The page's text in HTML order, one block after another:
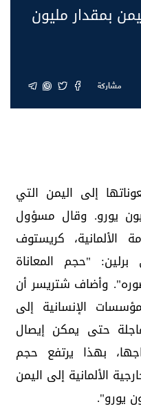
بمقدار مليون
مشاركة
إلى اليمن التي
يورو. وقال مسؤول
الألمانية، كريستوف
"حجم المعاناة
وأضاف شتريسر أن
الإنسانية إلى
حتى يمكن إيصال
بهذا يرتفع حجم
الألمانية إلى اليمن